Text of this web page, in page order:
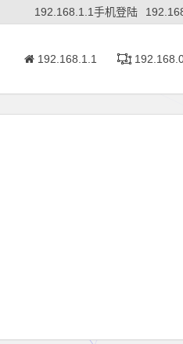
192.168.1.1手机登陆
192.168.1.1